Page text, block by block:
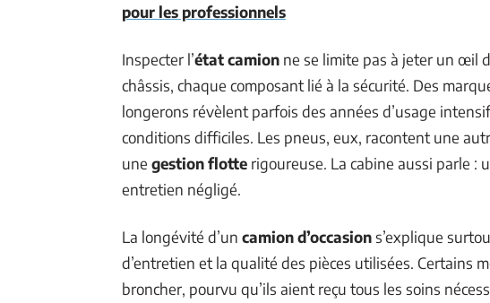
pour les professionnels
Inspecter l’état camion ne se limite pas à jeter un œil
châssis, chaque composant lié à la sécurité. Des
longerons révèlent parfois des années d’usage
conditions difficiles. Les pneus, eux, racontent une
une gestion flotte rigoureuse. La cabine aussi parle
entretien négligé.
La longévité d’un camion d’occasions’explique
d’entretien et la qualité des pièces utilisées. Certains
broncher, pourvu qu’ils aient reçu tous les soins